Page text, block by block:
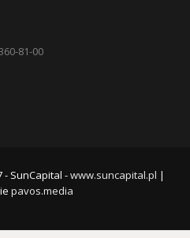
81-00
- SunCapital -www.suncapital.pl |
pavos.media